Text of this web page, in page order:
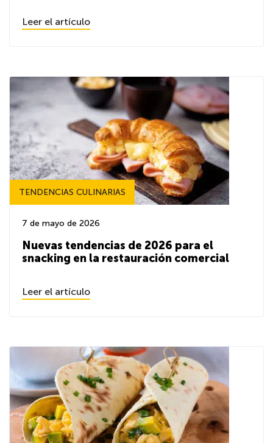
Leer el artículo
TENDENCIAS CULINARIAS
7 de mayo de 2026
Nuevas tendencias de 2026 para el
snacking en la restauración comercial
Leer el artículo